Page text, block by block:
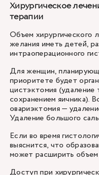
Хирургическое
терапии
Объем хирургического
желания иметь детей,
интраоперационного
Для женщин,
приоритете будет
цистэктомия (удаление
сохранением яичника).
овариэктомия —
Удаление большого
Если во время
выяснится, что
может расширить
Доступ при